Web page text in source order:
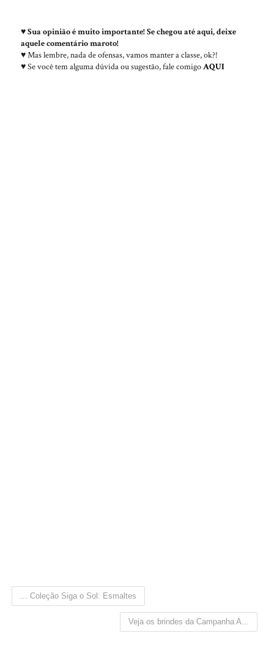
♥Sua opinião é muito importante! Se chegou até aqui, deixe
aquele comentário maroto!
♥ Mas lembre, nada de ofensas, vamos manter a classe, ok?!
♥ Se você tem alguma dúvida ou sugestão, fale comigoAQUI
... Coleção Siga o Sol: Esmaltes
Veja os brindes da Campanha A...